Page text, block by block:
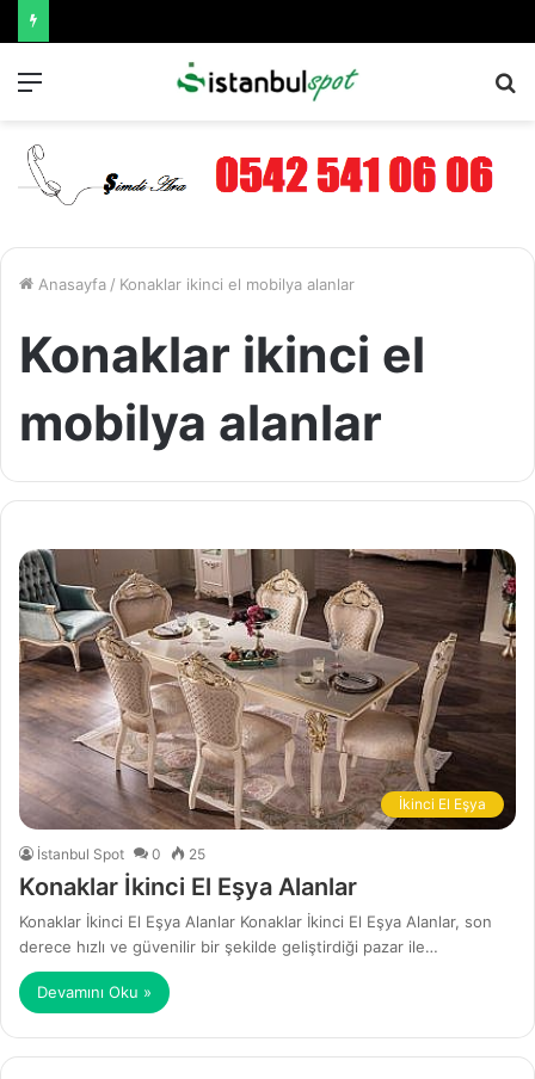
Anasayfa / Konaklar ikinci el mobilya alanlar
Konaklar ikinci el
mobilya alanlar
İkinci El Eşya
İstanbul Spot 0 25
Konaklar İkinci El Eşya Alanlar
Konaklar İkinci El Eşya Alanlar Konaklar İkinci El Eşya Alanlar, son
derece hızlı ve güvenilir bir şekilde geliştirdiği pazar ile…
Devamını Oku »